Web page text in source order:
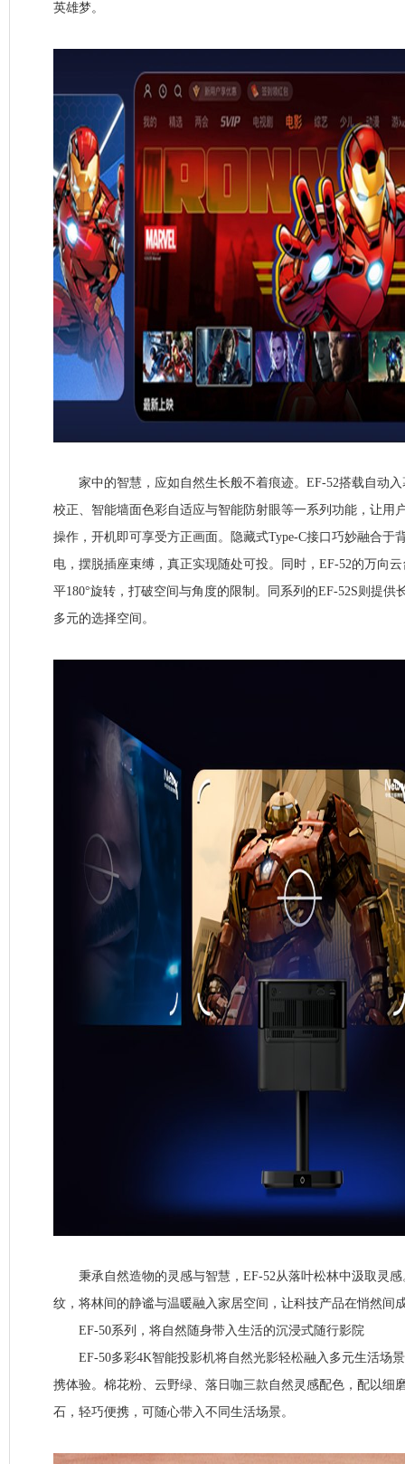
英雄梦。
家中的智慧，应如自然生长般不着痕迹。EF-52搭载自动入
校正、智能墙面色彩自适应与智能防射眼等一系列功能，让用
操作，开机即可享受方正画面。隐藏式Type-C接口巧妙融合于
电，摆脱插座束缚，真正实现随处可投。同时，EF-52的万向
平180°旋转，打破空间与角度的限制。同系列的EF-52S则提供
多元的选择空间。
秉承自然造物的灵感与智慧，EF-52从落叶松林中汲取灵感
纹，将林间的静谧与温暖融入家居空间，让科技产品在悄然间
EF-50系列，将自然随身带入生活的沉浸式随行影院
EF-50多彩4K智能投影机将自然光影轻松融入多元生活场
携体验。棉花粉、云野绿、落日咖三款自然灵感配色，配以细
石，轻巧便携，可随心带入不同生活场景。